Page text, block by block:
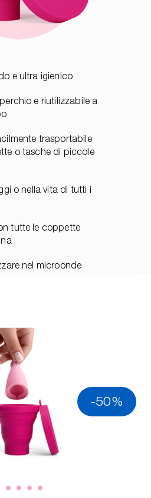
e ultra igienico
e riutilizzabile a
trasportabile
o tasche di piccole
o nella vita di tutti i
tutte le coppette
nel microonde
-50%